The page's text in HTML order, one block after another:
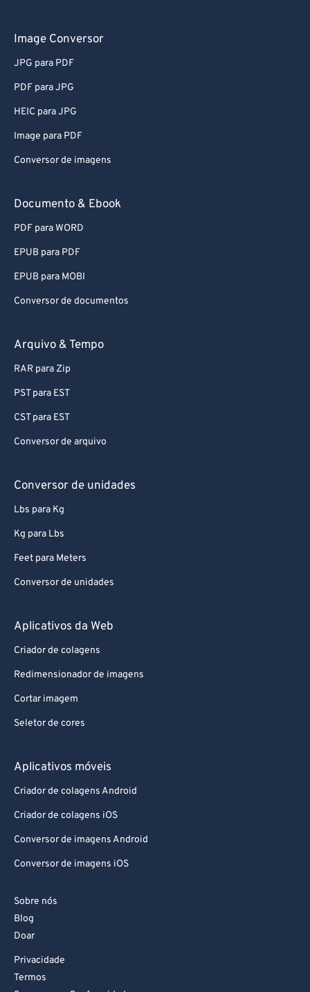
Image Conversor
JPG para PDF
PDF para JPG
HEIC para JPG
Image para PDF
Conversor de imagens
Documento & Ebook
PDF para WORD
EPUB para PDF
EPUB para MOBI
Conversor de documentos
Arquivo & Tempo
RAR para Zip
PST para EST
CST para EST
Conversor de arquivo
Conversor de unidades
Lbs para Kg
Kg para Lbs
Feet para Meters
Conversor de unidades
Aplicativos da Web
Criador de colagens
Redimensionador de imagens
Cortar imagem
Seletor de cores
Aplicativos móveis
Criador de colagens Android
Criador de colagens iOS
Conversor de imagens Android
Conversor de imagens iOS
Sobre nós
Blog
Doar
Privacidade
Termos